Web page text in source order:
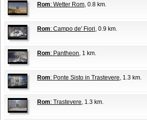
Rom: Wetter Rom , 0.8 km.
Rom: Campo de' Fiori , 0.9 km.
Rom: Pantheon , 1 km.
Rom: Ponte Sisto in Trastevere , 1.3 km.
Rom: Trastevere , 1.3 km.